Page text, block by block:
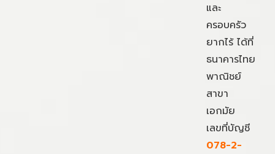
และ
ครอบครัว
ยากไร้ ได้ที่
ธนาคารไทย
พาณิชย์
สาขา
เอกมัย
เลขที่บัญชี
078-2-